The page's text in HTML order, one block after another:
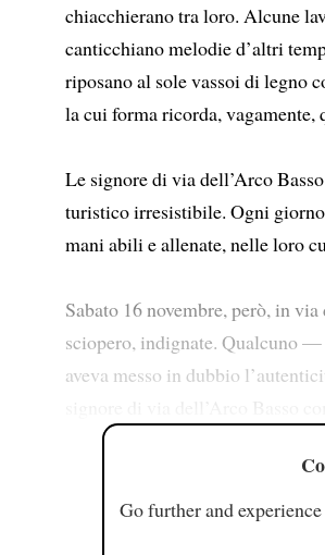
chiacchierano tra loro. Alcune
canticchiano melodie d’altri
riposano al sole vassoi di legno
la cui forma ricorda, vagamente,
Le signore di via dell’Arco
turistico irresistibile. Ogni
mani abili e allenate, nelle loro
Sabato 16 novembre, però, in
sciopero, indignate. Qualcuno
aveva messo in dubbio
Go further and